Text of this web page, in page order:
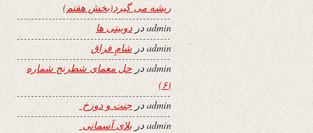
ریشه می گیرد(بخش هفتم)
admin دردوبیتی ها
adminدر شامِ فراق
adminدر حل معمای شطرنج شماره
(۶)
adminدر جنت و دوزخ
adminدر بلای آسمانی